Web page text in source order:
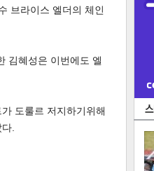
브라이스 엘더의 체인
김혜성은 이번에도 엘
도룰르 저지하기위해
.